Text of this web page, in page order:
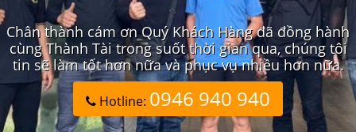
Chân thành cám ơn Quý Khách Hàng đã đồng hành
cùng Thành Tài trong suốt thời gian qua, chúng tôi
tin sẽ làm tốt hơn nữa và phục vụ nhiều hơn nữa.
Hotline: 0946 940 940